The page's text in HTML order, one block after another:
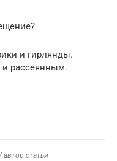
и гирлянды.
рассеянным.
автор статьи